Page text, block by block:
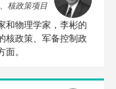
核政策项目
和物理学家，李彬的
核政策、军备控制政
。